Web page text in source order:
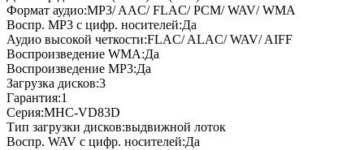
Формат аудио:MP3/ AAC/ FLAC/ PCM/ WAV/ WMA
Воспр. MP3 с цифр. носителей:Да
Аудио высокой четкости:FLAC/ ALAC/ WAV/ AIFF
Воспроизведение WMA:Да
Воспроизведение MP3:Да
Загрузка дисков:3
Гарантия:1
Серия:MHC-VD83D
Тип загрузки дисков:выдвижной лоток
Воспр. WAV с цифр. носителей:Да